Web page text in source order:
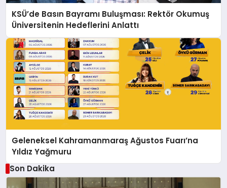
KSÜ’de Basın Bayramı Buluşması: Rektör Okumuş
Üniversitenin Hedeflerini Anlattı
Geleneksel Kahramanmaraş Ağustos Fuarı’na
Yıldız Yağmuru
Son Dakika